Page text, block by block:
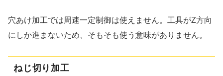
穴あけ加工では周速一定制御は使えません。工具がZ方向
にしか進まないため、そもそも使う意味がありません。
ねじ切り加工